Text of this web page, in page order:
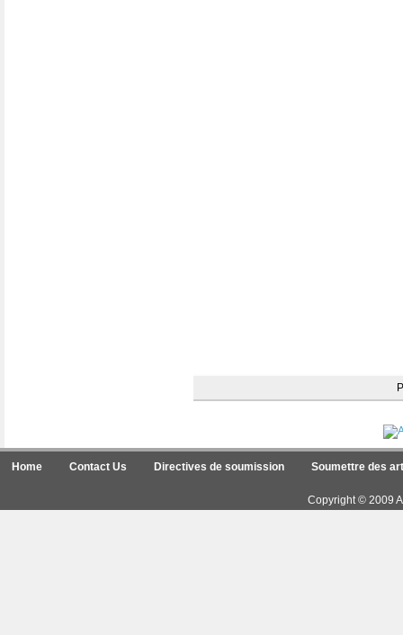
Home Contact Us Directives de soumission Soumettre des
Copyright © 2009